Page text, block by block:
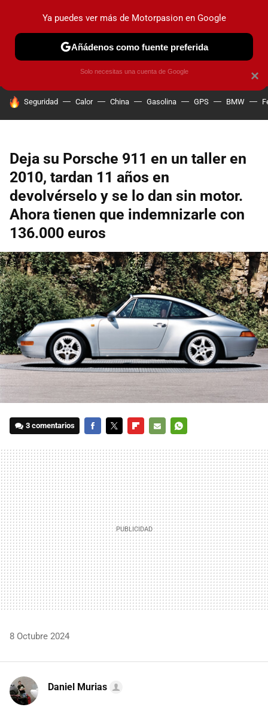
PRUEBAS COCHES ELÉCTRICOS OBSERVATORIO
HOY SE HABLA DE
Seguridad Calor China Gasolina GPS BMW
Deja su Porsche 911 en un taller en
2010, tardan 11 años en
devolvérselo y se lo dan sin motor.
Ahora tienen que indemnizarle con
136.000 euros
3 comentarios
MAIL
8 Octubre 2024
Daniel Murias
×
Ya puedes ver más de Motorpasion en Google
Añádenos como fuente preferida
Solo necesitas una cuenta de Google